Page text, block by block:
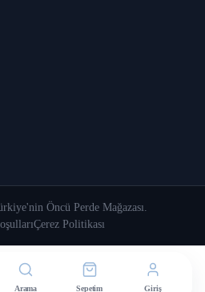
Öncü Perde Mağazası.
Çerez Politikası
Arama Sepetim Giriş